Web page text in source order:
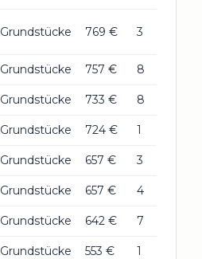
Grundstücke 769 € 3
Grundstücke 757 € 8
Grundstücke 733 € 8
Grundstücke 724 € 1
Grundstücke 657 € 3
Grundstücke 657 € 4
Grundstücke 642 € 7
Grundstücke 553 € 1